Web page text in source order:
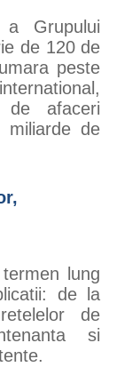
Grupului
de 120 de
peste
afaceri
miliarde de
lung
de la
de
si